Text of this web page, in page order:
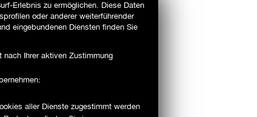
Erlebnis zu ermöglichen. Diese Daten
oder anderer weiterführender
eingebundenen Diensten finden Sie
Ihrer aktiven Zustimmung
aller Dienste zugestimmt werden